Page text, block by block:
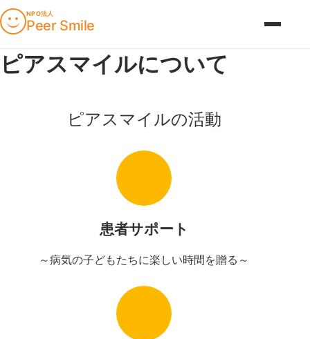
NPO法人
Peer Smile
ピアスマイルについて
ピアスマイルの活動
患者サポート
～病気の子どもたちに楽しい時間を贈る～